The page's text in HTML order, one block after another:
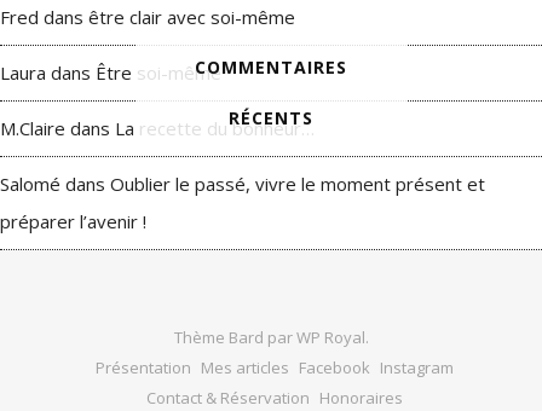
COMMENTAIRES
RÉCENTS
Fred dans être clair avec soi-même
Laura dans Être soi-même
M.Claire dans La recette du bonheur…
Salomé dans Oublier le passé, vivre le moment présent et
préparer l’avenir !
Thème Bard parWP Royal.
Présentation Mes articles Facebook Instagram
Contact & Réservation Honoraires